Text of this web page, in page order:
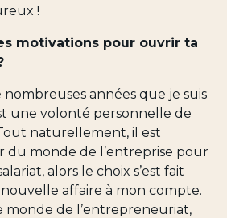
!
motivations pour ouvrir ta
nombreuses années que je suis
une volonté personnelle de
naturellement, il est
du monde de l’entreprise pour
alors le choix s’est fait
affaire à mon compte.
monde de l’entrepreneuriat,